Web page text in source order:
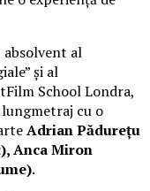
absolvent al
și al
School Londra,
cu o
Adrian Pădurețu
Anca Miron
.